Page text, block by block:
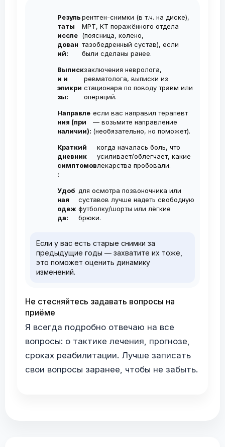
интервалом 1 нед. Повторные курсы
проводятся по необходимости, не чаще
1-2 раза в год.
ожидания.
Резуль
таты
иссле
дован
ий:
рентген-снимки (в т.ч. на диске),
МРТ, КТ поражённого отдела
(поясница, колено,
тазобедренный сустав), если
были сделаны ранее.
Выписк
и и
эпикри
зы:
заключения невролога,
ревматолога, выписки из
стационара по поводу травм или
операций.
Направле
ния (при
наличии):
если вас направил терапевт
— возьмите направление
(необязательно, но поможет).
Краткий
дневник
симптомов
:
когда началась боль, что
усиливает/облегчает, какие
лекарства пробовали.
Удоб
ная
одеж
да:
для осмотра позвоночника или
суставов лучше надеть свободную
футболку/шорты или лёгкие
брюки.
Если у вас есть старые снимки за
предыдущие годы — захватите их тоже,
это поможет оценить динамику
изменений.
Не стесняйтесь задавать вопросы на
приёме
Я всегда подробно отвечаю на все
вопросы: о тактике лечения, прогнозе,
сроках реабилитации. Лучше записать
свои вопросы заранее, чтобы не забыть.